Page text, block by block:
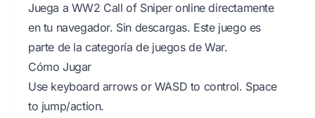
Juega a WW2 Call of Sniper online directamente
en tu navegador. Sin descargas. Este juego es
parte de la categoría de juegos de War.
Cómo Jugar
Use keyboard arrows or WASD to control. Space
to jump/action.